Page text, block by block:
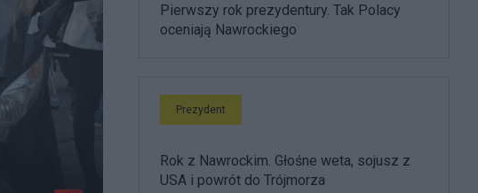
Pierwszy rok prezydentury. Tak Polacy
oceniają Nawrockiego
Prezydent
Rok z Nawrockim. Głośne weta, sojusz z
USA i powrót do Trójmorza